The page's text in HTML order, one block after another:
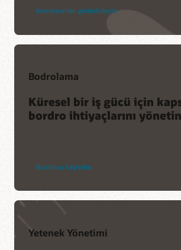
İnovasyonları görüntüleyin
Bodrolama
Küresel bir iş gücü için
bordro ihtiyaçlarını yönetin
Bordroyu keşfedin
Yetenek Yönetimi